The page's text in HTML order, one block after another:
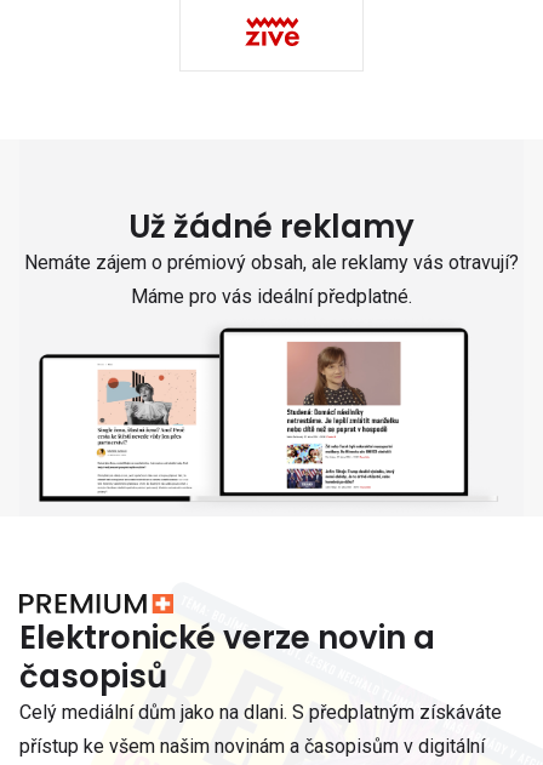
Už žádné reklamy
Nemáte zájem o prémiový obsah, ale reklamy vás otravují?
Máme pro vás ideální předplatné.
Elektronické verze novin a
časopisů
Celý mediální dům jako na dlani. S předplatným získáváte
přístup ke všem našim novinám a časopisům v digitální